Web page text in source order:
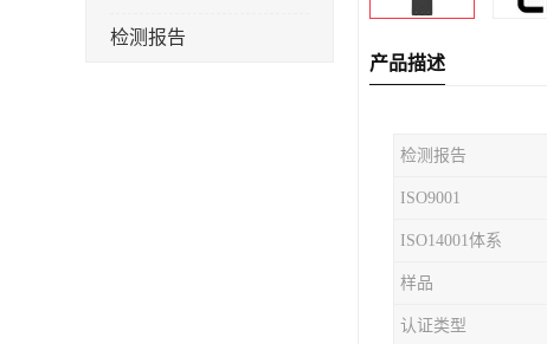
检测报告
产品描述
检测报告
ISO9001
ISO14001体系
样品
认证类型